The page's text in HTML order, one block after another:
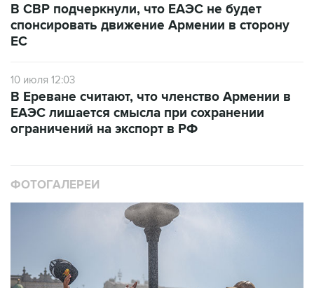
В СВР подчеркнули, что ЕАЭС не будет
спонсировать движение Армении в сторону
ЕС
10 июля 12:03
В Ереване считают, что членство Армении в
ЕАЭС лишается смысла при сохранении
ограничений на экспорт в РФ
ФОТОГАЛЕРЕИ